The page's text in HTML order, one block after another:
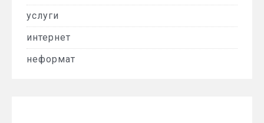
услуги
интернет
неформат